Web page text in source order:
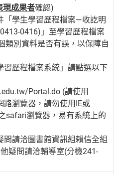
現成果者確認)
「學生學習歷程檔案—收訖明
0416)」至學習歷程檔案
類別資料是否有誤，以保障自
習歷程檔案系統」請點選以下
Portal.do (請使用
路瀏覽器，請勿使用IE或
safari瀏覽器，易有系統上的
問請洽圖書館資訊組賴信全組
疑問請洽輔導室(分機241-